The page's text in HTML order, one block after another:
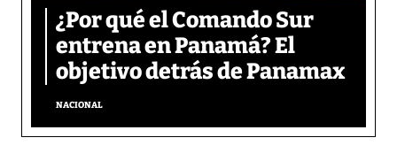
¿Por qué el Comando Sur
entrena en Panamá? El
objetivo detrás de Panamax
NACIONAL